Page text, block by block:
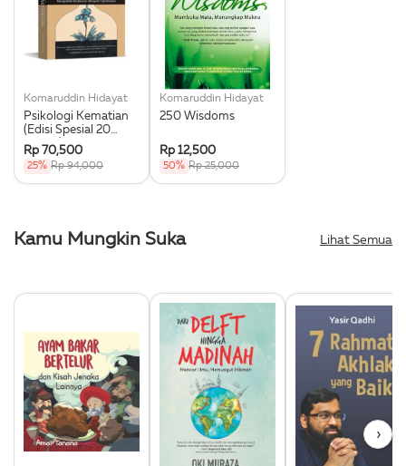
Komaruddin Hidayat
Psikologi Kematian
(Edisi Spesial 20
Tahun)
Rp 70,500
25% Rp 94,000
Komaruddin Hidayat
250 Wisdoms
Rp 12,500
50% Rp 25,000
Kamu Mungkin Suka Lihat Semua
›